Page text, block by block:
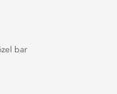
bar